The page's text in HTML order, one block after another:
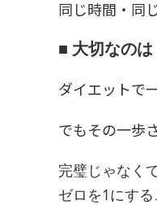
同じ時間・同
■ 大切なのは
ダイエットで
でもその一歩
完璧じゃなく
ゼロを1にする